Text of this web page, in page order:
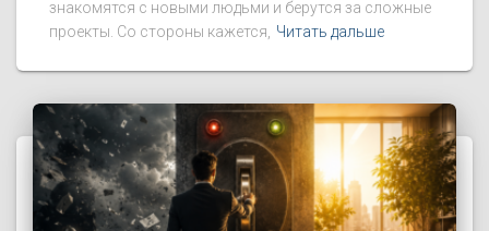
знакомятся с новыми людьми и берутся за сложные
проекты. Со стороны кажется,
Читать дальше